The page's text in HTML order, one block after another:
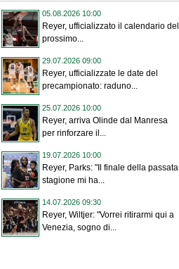
05.08.2026 10:00
Reyer, ufficializzato il calendario del
prossimo...
29.07.2026 09:00
Reyer, ufficializzate le date del
precampionato: raduno...
25.07.2026 10:00
Reyer, arriva Olinde dal Manresa
per rinforzare il...
19.07.2026 10:00
Reyer, Parks: "Il finale della passata
stagione mi ha...
14.07.2026 09:30
Reyer, Wiltjer: "Vorrei ritirarmi qui a
Venezia, sogno di...